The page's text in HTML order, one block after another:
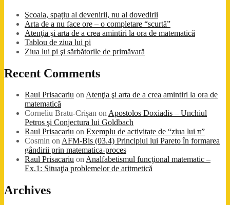
Şcoala, spațiu al devenirii, nu al dovedirii
Arta de a nu face ore – o completare “scurtă”
Atenţia şi arta de a crea amintiri la ora de matematică
Tablou de ziua lui pi
Ziua lui pi şi sărbătorile de primăvară
Recent Comments
Raul Prisacariu onAtenţia şi arta de a crea amintiri la ora de
matematică
Corneliu Bratu-Crișan onApostolos Doxiadis – Unchiul
Petros şi Conjectura lui Goldbach
Raul Prisacariu on Exemplu de activitate de “ziua lui π”
Cosmin onAFM-Bis (03.4) Principiul lui Pareto în formarea
gândirii prin matematica-proces
Raul Prisacariu onAnalfabetismul funcţional matematic –
Ex.1: Situaţia problemelor de aritmetică
Archives